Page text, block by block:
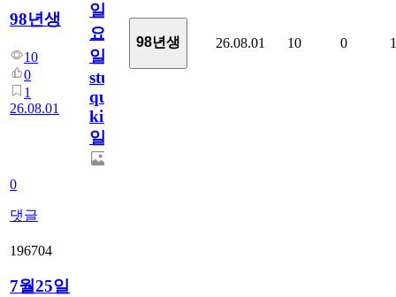
98년생
10
0
1
26.08.01
0
댓글
일
요
일/English
study
quiz
king768
일
98년생 26.08.01 10 0 1
196704
7월25일